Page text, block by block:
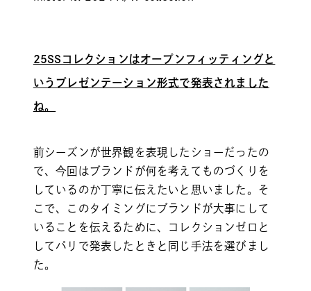
25SSコレクションはオープンフィッティングと
いうプレゼンテーション形式で発表されました
ね。
前シーズンが世界観を表現したショーだったの
で、今回はブランドが何を考えてものづくりを
しているのか丁寧に伝えたいと思いました。そ
こで、このタイミングにブランドが大事にして
いることを伝えるために、コレクションゼロと
してパリで発表したときと同じ手法を選びまし
た。